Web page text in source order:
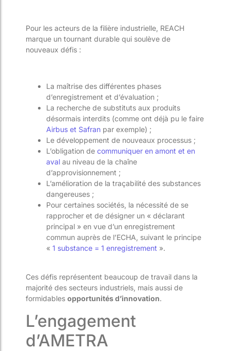
Pour les acteurs de la filière industrielle, REACH
marque un tournant durable qui soulève de
nouveaux défis :
La maîtrise des différentes phases
d’enregistrement et d’évaluation ;
La recherche de substituts aux produits
désormais interdits (comme ont déjà pu le faire
Airbus et Safran par exemple) ;
Le développement de nouveaux processus ;
L’obligation de communiquer en amont et en
aval au niveau de la chaîne
d’approvisionnement ;
L’amélioration de la traçabilité des substances
dangereuses ;
Pour certaines sociétés, la nécessité de se
rapprocher et de désigner un « déclarant
principal » en vue d’un enregistrement
commun auprès de l’ECHA, suivant le principe
« 1 substance = 1 enregistrement ».
Ces défis représentent beaucoup de travail dans la
majorité des secteurs industriels, mais aussi de
formidables opportunités d’innovation.
L’engagement
d’AMETRA